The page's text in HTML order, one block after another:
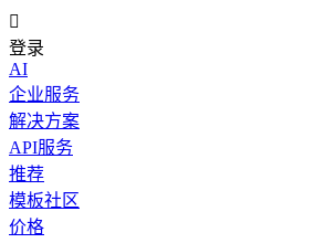

登录
AI
企业服务
解决方案
API服务
推荐
模板社区
价格